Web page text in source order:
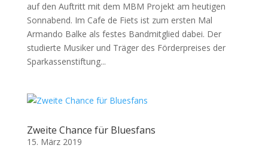
auf den Auftritt mit dem MBM Projekt am heutigen
Sonnabend. Im Cafe de Fiets ist zum ersten Mal
Armando Balke als festes Bandmitglied dabei. Der
studierte Musiker und Träger des Förderpreises der
Sparkassenstiftung...
Zweite Chance für Bluesfans
15. März 2019